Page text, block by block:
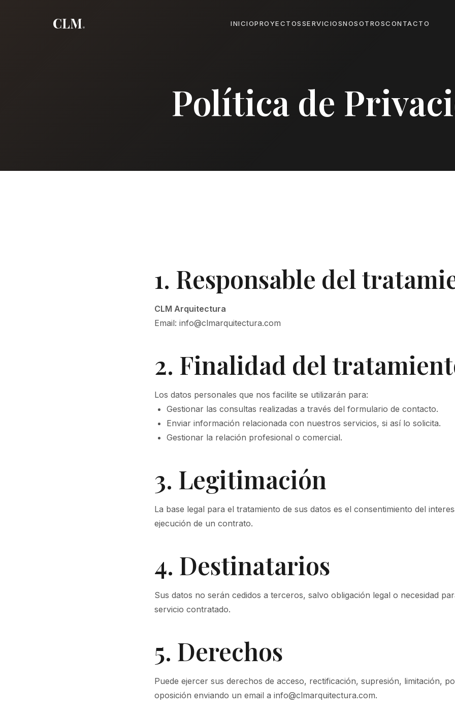
CLM. INICIOPROYECTOSSERVICIOSNOSOTROSCONTACTO
Política de
1. Responsable del
CLM Arquitectura
Email: info@clmarquitectura.com
2. Finalidad del
Los datos personales que nos facilite se utilizarán para:
Gestionar las consultas realizadas a través del formulario de contacto.
Enviar información relacionada con nuestros servicios, si así lo solicita.
Gestionar la relación profesional o comercial.
3. Legitimación
La base legal para el tratamiento de sus datos es el consentimiento del
ejecución de un contrato.
4. Destinatarios
Sus datos no serán cedidos a terceros, salvo obligación legal o necesidad
servicio contratado.
5. Derechos
Puede ejercer sus derechos de acceso, rectificación, supresión, limitación,
oposición enviando un email a info@clmarquitectura.com.